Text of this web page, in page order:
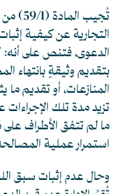
تُجيب
التجارية عن كيفية
الدعوى، فتنص على
بتقديم وثيقةٍ بانتهاء
المنازعات، أو تقديم ما
تزيد مدة تلك الإجراءات
ما لم تتفق الأطراف
استمرار عملية
وحال عدم إثبات سبق